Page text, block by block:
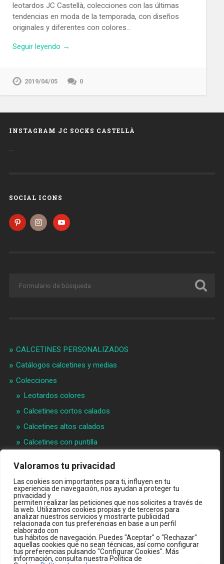
Valoramos tu privacidad
Las cookies son importantes para ti, influyen en tu
experiencia de navegación, nos ayudan a proteger tu
privacidad y
permiten realizar las peticiones que nos solicites a través de
la web. Utilizamos cookies propias y de terceros para
analizar nuestros servicios y mostrarte publicidad
relacionada con tus preferencias en base a un perfil
elaborado con
tus hábitos de navegación. Puedes "Aceptar" o "Rechazar"
aquellas cookies que no sean técnicas, así como configurar
tus preferencias pulsando "Configurar Cookies". Más
información, consulta nuestra Política de
leotardos JC Castellà, colecciones con las últimas
tendencias en moda de la temporada, con diseños
originales y diferentes con colores…
Seguir leyendo →
2019/04/05 0
INSTAGRAM JC SOCKS CASTELLÀ
…
SOCIAL ICONS
CALCETINES PERSONALIZADOS
Catálogos calcetines y medias
Colecciones
Leotardos colores
Calcetines cortos calados
Calcetines altos calados
Calcetines con puntilla
Materias primeras
Videos
Quiénes somos
Contacto
INTRANET B2B
TIENDA ONLINE